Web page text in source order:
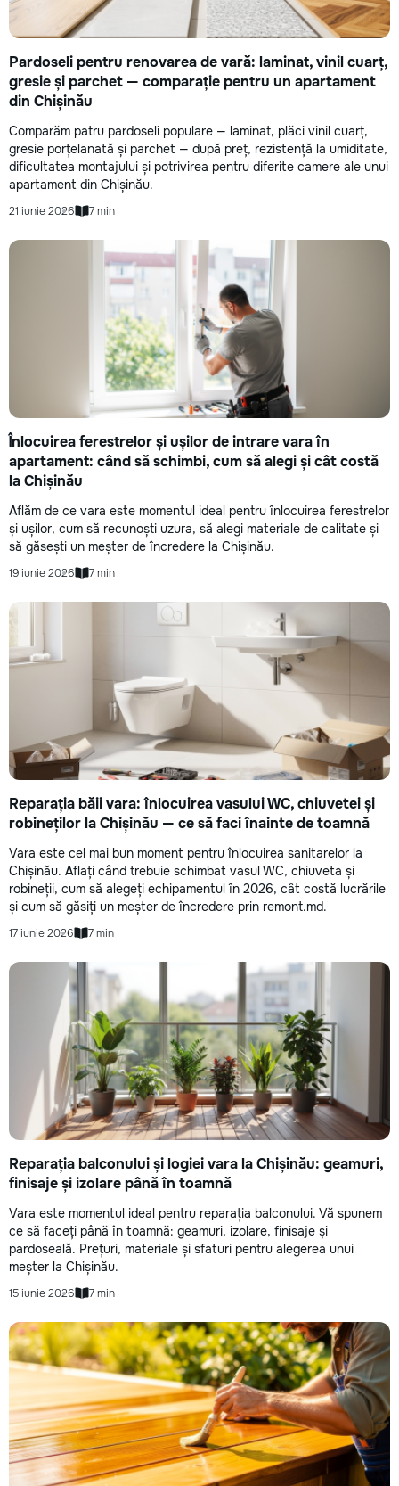
Pardoseli pentru renovarea de vară: laminat, vinil cuarț,
gresie și parchet — comparație pentru un apartament
din Chișinău
Comparăm patru pardoseli populare — laminat, plăci vinil cuarț,
gresie porțelanată și parchet — după preț, rezistență la umiditate,
dificultatea montajului și potrivirea pentru diferite camere ale unui
apartament din Chișinău.
21 iunie 2026 7 min
Înlocuirea ferestrelor și ușilor de intrare vara în
apartament: când să schimbi, cum să alegi și cât costă
la Chișinău
Aflăm de ce vara este momentul ideal pentru înlocuirea ferestrelor
și ușilor, cum să recunoști uzura, să alegi materiale de calitate și
să găsești un meșter de încredere la Chișinău.
19 iunie 2026 7 min
Reparația băii vara: înlocuirea vasului WC, chiuvetei și
robineților la Chișinău — ce să faci înainte de toamnă
Vara este cel mai bun moment pentru înlocuirea sanitarelor la
Chișinău. Aflați când trebuie schimbat vasul WC, chiuveta și
robineții, cum să alegeți echipamentul în 2026, cât costă lucrările
și cum să găsiți un meșter de încredere prin remont.md.
17 iunie 2026 7 min
Reparația balconului și logiei vara la Chișinău: geamuri,
finisaje și izolare până în toamnă
Vara este momentul ideal pentru reparația balconului. Vă spunem
ce să faceți până în toamnă: geamuri, izolare, finisaje și
pardoseală. Prețuri, materiale și sfaturi pentru alegerea unui
meșter la Chișinău.
15 iunie 2026 7 min